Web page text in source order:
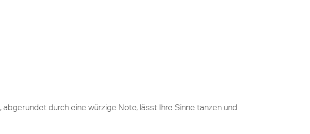
, abgerundet durch eine würzige Note, lässt Ihre Sinne tanzen und